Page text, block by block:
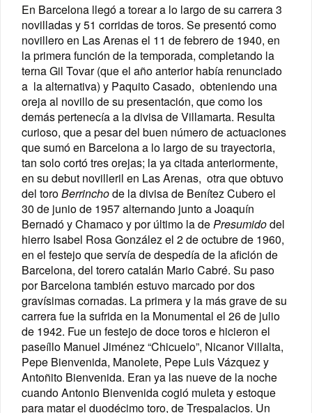
En Barcelona llegó a torear a lo largo de su carrera 3
novilladas y 51 corridas de toros. Se presentó como
novillero en Las Arenas el 11 de febrero de 1940, en
la primera función de la temporada, completando la
terna Gil Tovar (que el año anterior había renunciado
a la alternativa) y Paquito Casado, obteniendo una
oreja al novillo de su presentación, que como los
demás pertenecía a la divisa de Villamarta. Resulta
curioso, que a pesar del buen número de actuaciones
que sumó en Barcelona a lo largo de su trayectoria,
tan solo cortó tres orejas; la ya citada anteriormente,
en su debut novilleril en Las Arenas, otra que obtuvo
del toroBerrinchode la divisa de Benítez Cubero el
30 de junio de 1957 alternando junto a Joaquín
Bernadó y Chamaco y por último la dePresumidodel
hierro Isabel Rosa González el 2 de octubre de 1960,
en el festejo que servía de despedía de la afición de
Barcelona, del torero catalán Mario Cabré. Su paso
por Barcelona también estuvo marcado por dos
gravísimas cornadas. La primera y la más grave de su
carrera fue la sufrida en la Monumental el 26 de julio
de 1942. Fue un festejo de doce toros e hicieron el
paseíllo Manuel Jiménez “Chicuelo”, Nicanor Villalta,
Pepe Bienvenida, Manolete, Pepe Luis Vázquez y
Antoñito Bienvenida. Eran ya las nueve de la noche
cuando Antonio Bienvenidacogió muleta y estoque
para matar el duodécimo toro, de Trespalacios. Un